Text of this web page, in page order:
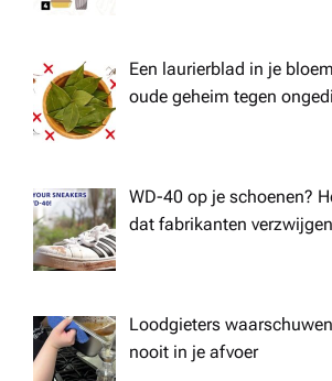
Een laurierblad in je
oude geheim tegen
WD-40 op je schoenen?
dat fabrikanten verzwijgen
Loodgieters
nooit in je afvoer